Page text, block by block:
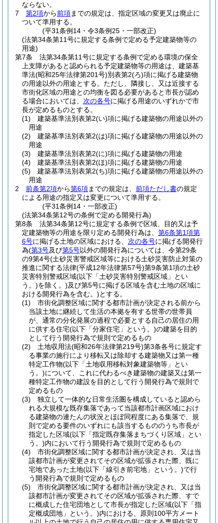
ならない。
7
第2項から前項までの規定は、指定区域の変更又は廃止に
ついて準用する。
(平31条例14・令3条例25・一部改正)
(法第34条第11号に規定する条例で定める予定建築物等の
用途)
第7条
法第34条第11号に規定する条例で定める環境の保全
上支障があると認められる予定建築物等の用途は、建築基
準法(昭和25年法律第201号)別表第2(ろ)項に掲げる建築物
の用途以外の用途とする。 ただし、隣接し、又は近接する
市街化区域の用途との均衡を図る必要があると市長が認め
る場合においては、 次の各号に掲げる用途のいずれかで市
長が定めるものとする。
(1)
建築基準法別表第2(い)項に掲げる建築物の用途以外の
用途
(2)
建築基準法別表第2(は)項に掲げる建築物の用途以外の
用途
(3)
建築基準法別表第2(に)項に掲げる建築物の用途
(4)
建築基準法別表第2(ほ)項に掲げる建築物の用途
(5)
建築基準法別表第2(ち)項に掲げる建築物の用途以外の
用途
2
前条第2項から第6項までの規定は、 前項ただし書の規定
による用途の指定又は変更について準用する。
(平31条例14・一部改正)
(法第34条第12号の条例で定める開発行為)
第8条
法第34条第12号に規定する条例で区域、目的又は予
定建築物等の用途を限り定める開発行為は、 第6条第1項第
6号に掲げる土地の区域における、 次の各号に掲げる開発行
為(第3号及び第5号以外の開発行為については、令第29条
の9第4号(土砂災害警戒区域等における土砂災害防止対策の
推進に関する法律(平成12年法律第57号)第9条第1項の土砂
災害特別警戒区域(以下「土砂災害特別警戒区域」とい
う。)を除く。)及び第5号に掲げる区域を含む土地の区域に
おける開発行為を含む。)とする。
(1)
市街化調整区域に関する都市計画が決定される前から
当該土地に継続して生活の本拠を有する世帯の世帯員
が、通常の分化発展の過程で必要とする自己の居住の用
に供する住宅(以下「分家住宅」という。)の建築を目的
として行う開発行為で規則で定めるもの
(2)
土地収用法(昭和26年法律第219号)第3条各号に規定す
る事業の施行により移転又は除却する建築物又は第一種
特定工作物(以下「土地収用移転対象建築物等」とい
う。)について、これに代わるべき建築物の建築又は第一
種特定工作物の建設を目的として行う開発行為で規則で
定めるもの
(3)
独立して一体的な日常生活圏を構成していると認めら
れる大規模な既存集落であって当該都市計画区域におけ
る建築物の連たんの状況とほぼ同程度にある集落で、規
則で定める要件のいずれにも該当するもののうち市長が
指定した区域(以下「指定既存集落まちづくり区域」とい
う。)内において行う開発行為で規則で定めるもの
(4)
市街化調整区域に関する都市計画が決定され、又は当
該都市計画が変更されてその区域が拡張された際、既に
宅地であった土地(以下「線引き前宅地」という。)で行
う開発行為で規則で定めるもの
(5)
市街化調整区域に関する都市計画が決定され、又は当
該都市計画が変更されてその区域が拡張された際、すで
に概成した住宅団地として市長が指定した区域(以下「指
定概成団地」という。)内における、原則100平方メート